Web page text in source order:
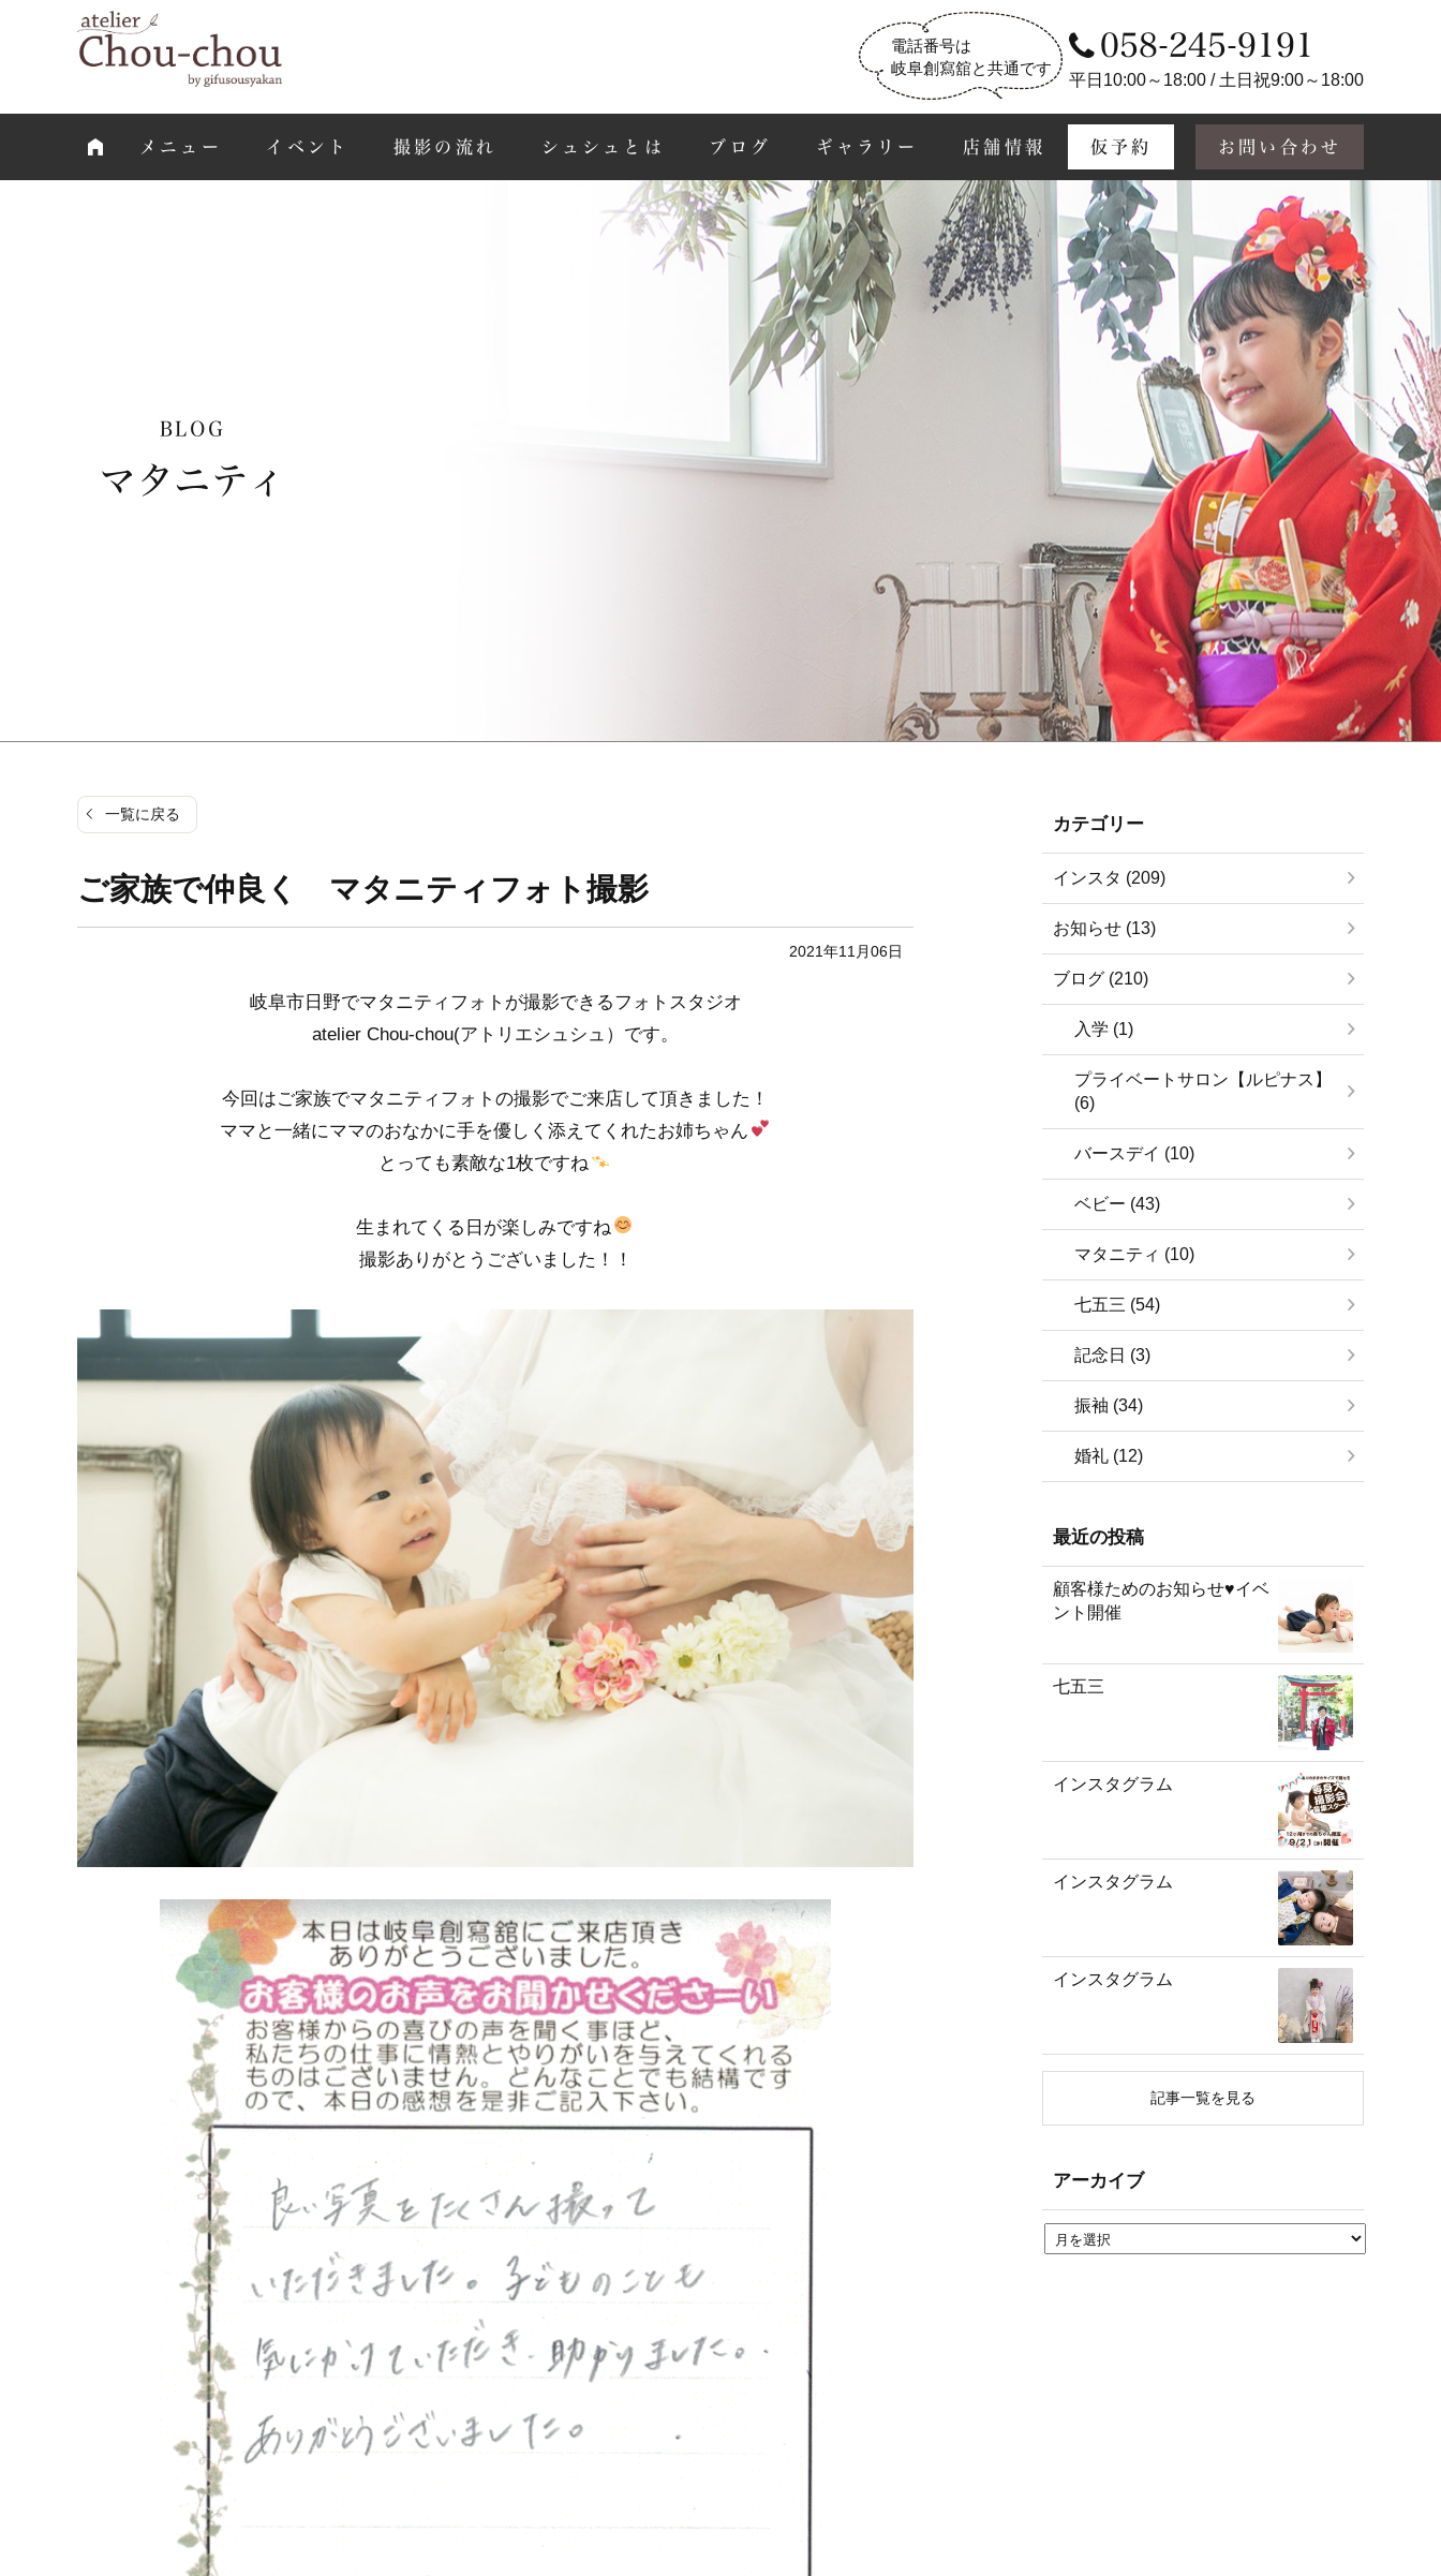
電話番号は
岐阜創寫舘と共通です
058-245-9191
平日10:00～18:00 / 土日祝9:00～18:00
メニュー イベント 撮影の流れ シュシュとは ブログ ギャラリー 店舗情報 仮予約 お問い合わせ
BLOG
マタニティ
一覧に戻る
ご家族で仲良く マタニティフォト撮影
2021年11月06日
岐阜市日野でマタニティフォトが撮影できるフォトスタジオ
atelier Chou-chou(アトリエシュシュ）です。
今回はご家族でマタニティフォトの撮影でご来店して頂きました！
ママと一緒にママのおなかに手を優しく添えてくれたお姉ちゃん
とっても素敵な1枚ですね
生まれてくる日が楽しみですね
撮影ありがとうございました！！
カテゴリー
インスタ (209)
お知らせ (13)
ブログ (210)
入学 (1)
プライベートサロン【ルピナス】
(6)
バースデイ (10)
ベビー (43)
マタニティ (10)
七五三 (54)
記念日 (3)
振袖 (34)
婚礼 (12)
最近の投稿
顧客様ためのお知らせ♥イベ
ント開催
七五三
インスタグラム
インスタグラム
インスタグラム
記事一覧を見る
アーカイブ